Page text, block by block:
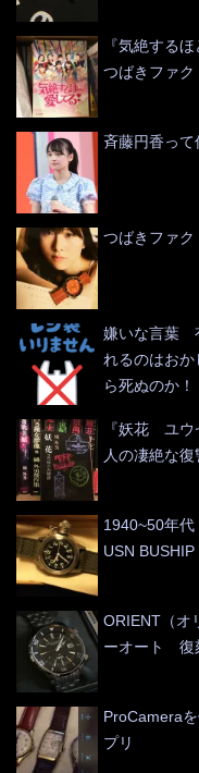
『気絶する
つばきファ
斉藤円香って
つばきファ
嫌いな言葉
れるのはお
ら死ぬのか！
『妖花 ユ
人の凄絶な
1940~50年
USN
ORIENT（オ
ーオート 復
ProCamera
プリ